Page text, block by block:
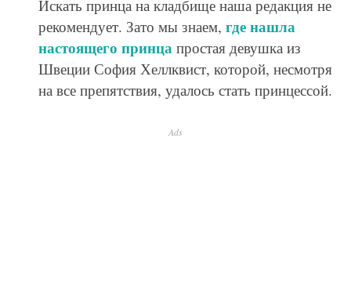
Искать принца на кладбище наша редакция не
рекомендует. Зато мы знаем, где нашла
настоящего принца простая девушка из
Швеции София Хеллквист, которой, несмотря
на все препятствия, удалось стать принцессой.
Ads